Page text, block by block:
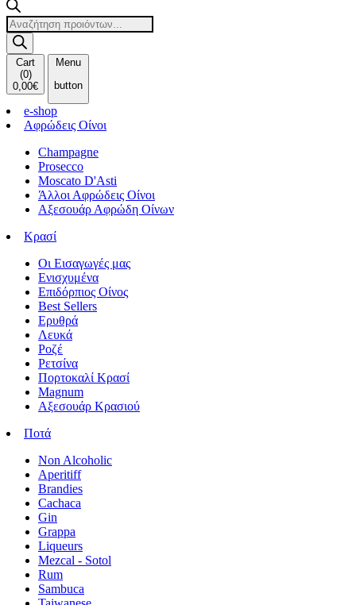
Products
search
Cart
(0)
0,00€
Menu
button
e-shop
Αφρώδεις Οίνοι
Champagne
Prosecco
Moscato D'Asti
Άλλοι Αφρώδεις Οίνοι
Αξεσουάρ Αφρώδη Οίνων
Κρασί
Οι Εισαγωγές μας
Ενισχυμένα
Επιδόρπιος Οίνος
Best Sellers
Ερυθρά
Λευκά
Ροζέ
Ρετσίνα
Πορτοκαλί Κρασί
Magnum
Αξεσουάρ Κρασιού
Ποτά
Non Alcoholic
Aperitiff
Brandies
Cachaca
Gin
Grappa
Liqueurs
Mezcal - Sotol
Rum
Sambuca